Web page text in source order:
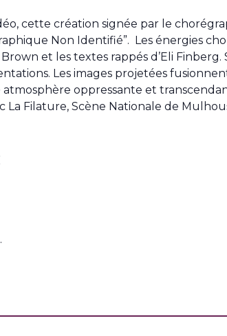
cette création signée par le
Non Identifié”. Les énergies
et les textes rappés d’Eli
Les images projetées
oppressante et
La Filature, Scène Nationale de